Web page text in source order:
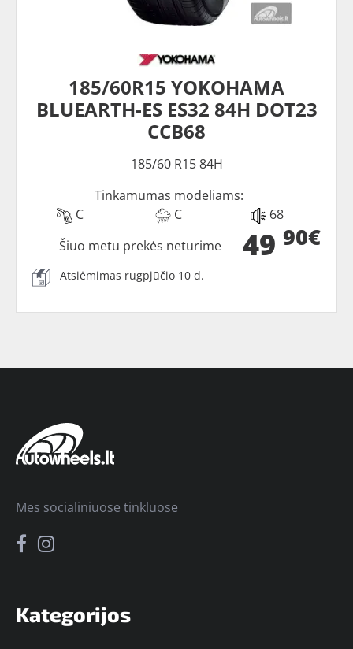
185/60R15 YOKOHAMA
BLUEARTH-ES ES32 84H DOT23
CCB68
185/60 R15 84H
Tinkamumas modeliams:
C
C 68
49 90€
Šiuo metu prekės neturime
Atsiėmimas rugpjūčio 10 d.
Kategorijos
Mes socialiniuose tinkluose